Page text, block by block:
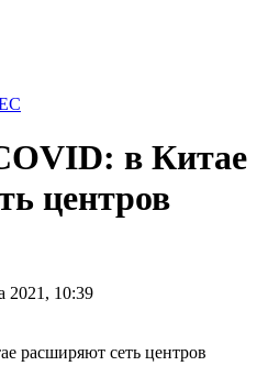
в Китае
центров
2021, 10:39